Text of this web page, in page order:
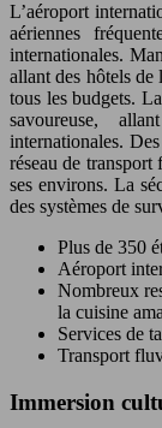
L’aéroport
aériennes
internationales.
allant des hôtels de
tous les budgets.
savoureuse,
internationales.
réseau de
ses environs. La
des systèmes de
Plus de 350
Aéroport
Nombreux
la cuisine
Services de
Transport
Immersion